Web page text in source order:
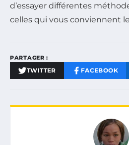
d’essayer différentes
celles qui vous conviennent
PARTAGER :
TWITTER FACEBOOK